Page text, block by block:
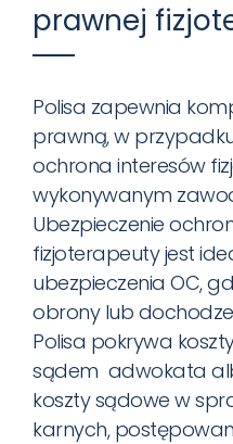
prawnej
Polisa zapewnia
prawną, w
ochrona interesów
wykonywanym
Ubezpieczenie
fizjoterapeuty jest
ubezpieczenia OC,
obrony lub
Polisa pokrywa
sądem adwokata
koszty sądowe w
karnych,